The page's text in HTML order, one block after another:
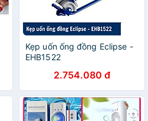
Kẹp uốn ống đồng Eclipse -
EHB1522
2.754.080 đ